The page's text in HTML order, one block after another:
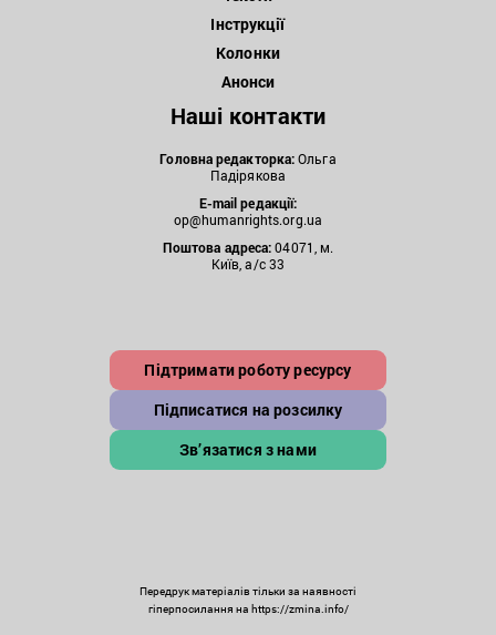
Інструкції
Колонки
Анонси
Наші контакти
Головна редакторка:Ольга
Падірякова
E-mail редакції:
op@humanrights.org.ua
Поштова адреса:04071, м.
Київ, а/с 33
Підтримати роботу ресурсу
Підписатися на розсилку
Зв’язатися з нами
Передрук матеріалів тільки за наявності
гіперпосилання на https://zmina.info/